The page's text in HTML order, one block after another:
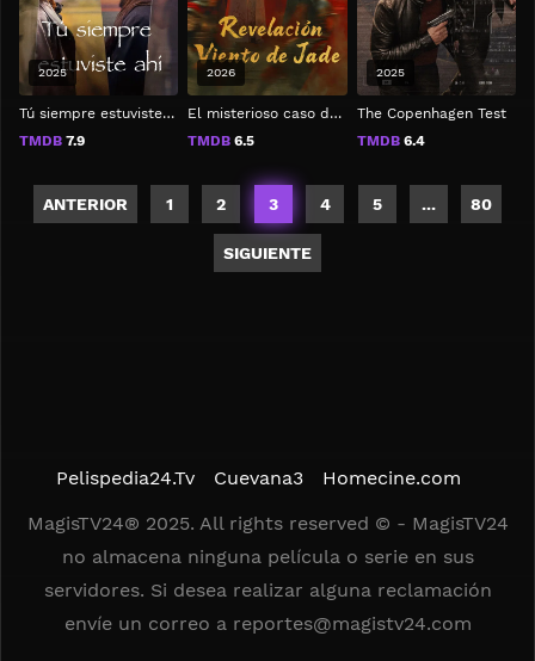
Tú siempre estuviste ahí
TMDB 7.9
2025
El misterioso caso del palacio Tang
TMDB 6.5
2026
The Copenhagen Test
TMDB6.4
2025
ANTERIOR 1 2 3 4 5 ... 80
SIGUIENTE
Pelispedia24.Tv Cuevana3
Homecine.com
MagisTV24® 2025. All rights reserved © - MagisTV24
no almacena ninguna película o serie en sus
servidores. Si desea realizar alguna reclamación
envíe un correo a reportes@magistv24.com